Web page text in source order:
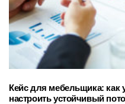
Кейс для мебельщика: как
настроить устойчивый